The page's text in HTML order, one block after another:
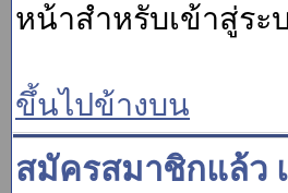
หน้าสำหรับเข้าสู่ระ
ขึ้นไปข้างบน
สมัครสมาชิกแล้ว